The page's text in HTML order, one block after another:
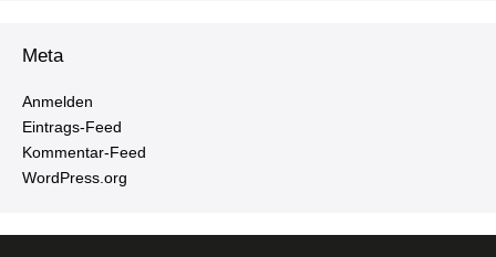
Meta
Anmelden
Ein­trags-Feed
Kom­men­tar-Feed
WordPress.​org